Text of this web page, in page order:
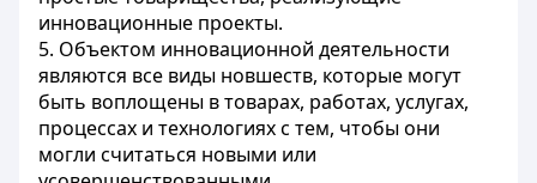
инновационные проекты.
5. Объектом инновационной деятельности
являются все виды новшеств, которые могут
быть воплощены в товарах, работах, услугах,
процессах и технологиях с тем, чтобы они
могли считаться новыми или